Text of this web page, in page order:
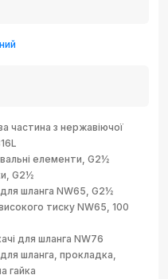
частина з нержавіючої
елементи, G2½
G2½
шланга NW65, G2½
тиску NW65, 100
для шланга NW76
шланга, прокладка,
гайка